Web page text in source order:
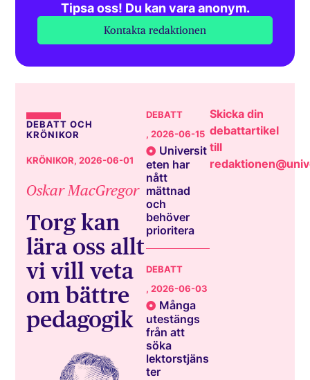
Tipsa oss! Du kan vara anonym.
Kontakta redaktionen
DEBATT OCH
KRÖNIKOR
KRÖNIKOR, 2026-06-01
Oskar MacGregor
Torg kan
lära oss allt
vi vill veta
om bättre
pedagogik
DEBATT
, 2026-06-15
Universit
eten har
nått
mättnad
och
behöver
prioritera
DEBATT
, 2026-06-03
Många
utestängs
från att
söka
lektorstjäns
ter
Skicka din
debattartikel
till